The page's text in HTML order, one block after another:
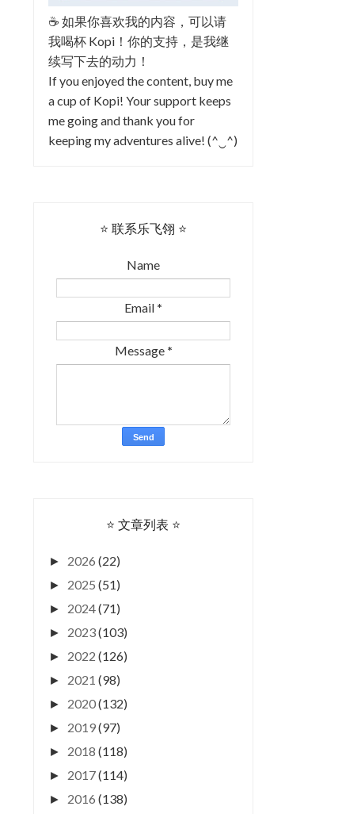
☕ 如果你喜欢我的内容，可以请
我喝杯 Kopi！你的支持，是我继
续写下去的动力！
If you enjoyed the content, buy me
a cup of Kopi! Your support keeps
me going and thank you for
keeping my adventures alive! (^‿^)
⭐ 联系乐飞翎 ⭐
Name
Email *
Message *
⭐ 文章列表 ⭐
► 2026 (22)
► 2025 (51)
► 2024(71)
► 2023(103)
► 2022 (126)
► 2021 (98)
► 2020(132)
► 2019(97)
► 2018 (118)
► 2017(114)
► 2016 (138)